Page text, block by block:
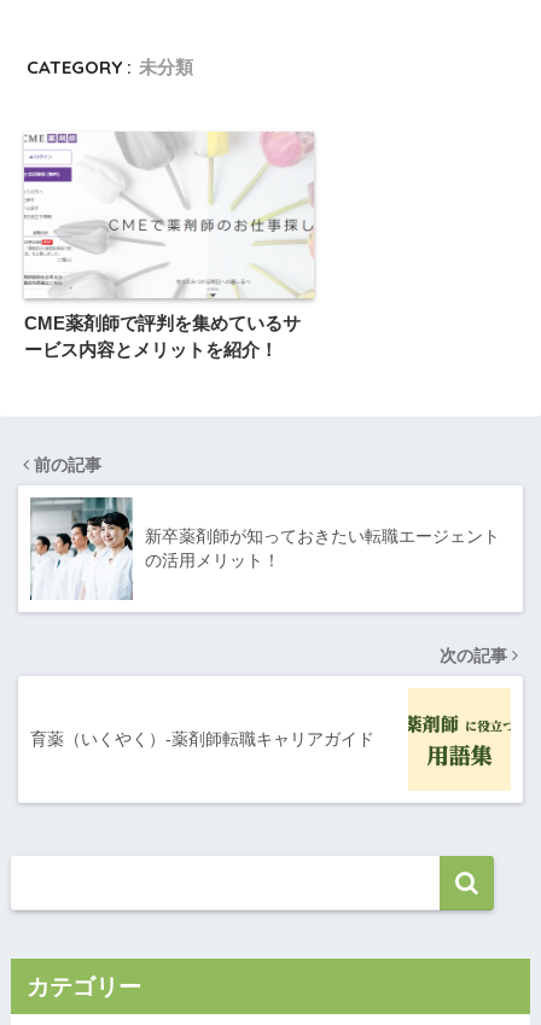
CATEGORY : 未分類
CME薬剤師で評判を集めているサ
ービス内容とメリットを紹介！
前の記事
新卒薬剤師が知っておきたい転職エージェント
の活用メリット！
次の記事
育薬（いくやく）-薬剤師転職キャリアガイド
カテゴリー